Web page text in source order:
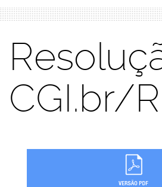
CGI.br/